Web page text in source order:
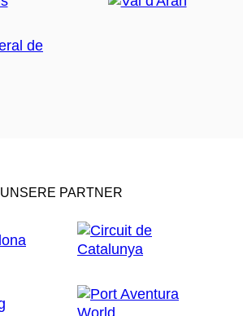
UNSERE PARTNER